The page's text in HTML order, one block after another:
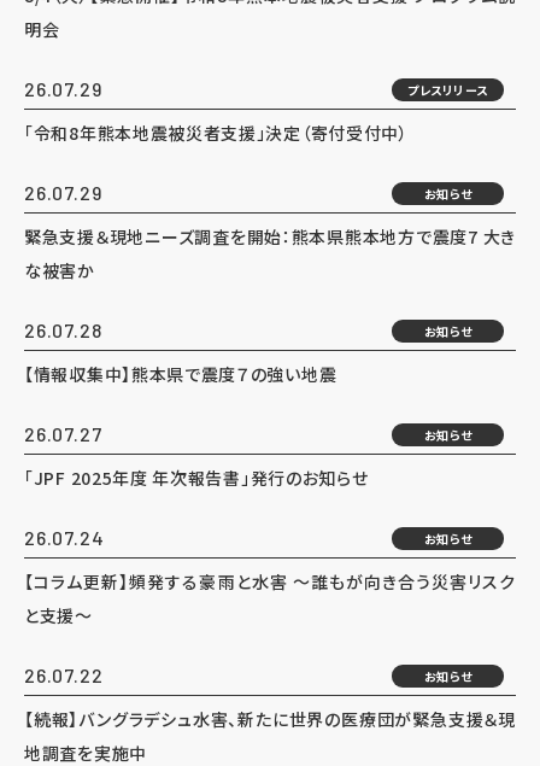
明会
26.07.29 プレスリリース
「令和8年熊本地震被災者支援」決定（寄付受付中）
26.07.29 お知らせ
緊急支援＆現地ニーズ調査を開始：熊本県熊本地方で震度7 大き
な被害か
26.07.28 お知らせ
【情報収集中】熊本県で震度７の強い地震
26.07.27 お知らせ
「JPF 2025年度 年次報告書」発行のお知らせ
26.07.24 お知らせ
【コラム更新】頻発する豪雨と水害 ～誰もが向き合う災害リスク
と支援～
26.07.22 お知らせ
【続報】バングラデシュ水害、新たに世界の医療団が緊急支援＆現
地調査を実施中